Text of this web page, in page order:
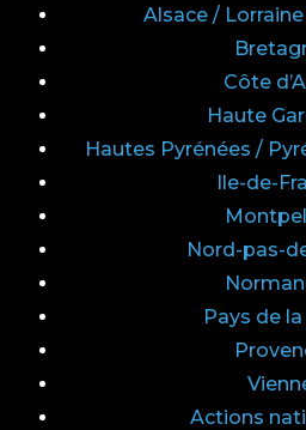
Alsace / Lorraine
Côte
Haute
Hautes Pyrénées /
Ile-de-
Nord-pas-
Pays de
Actions